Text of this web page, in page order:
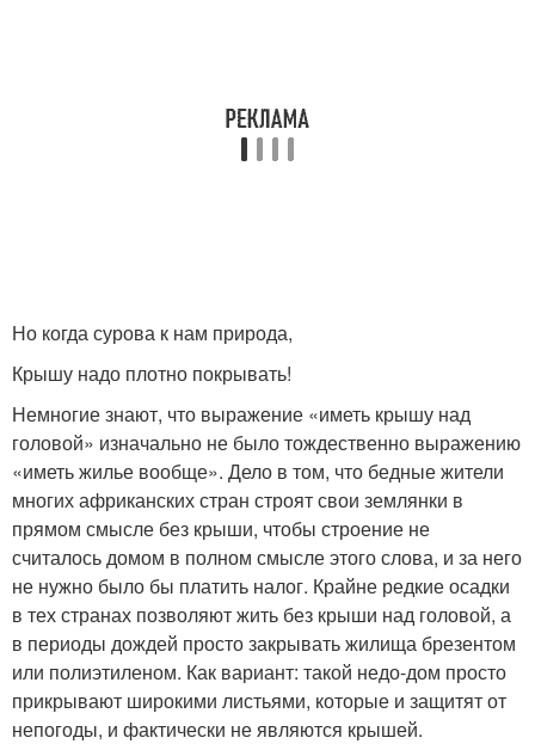
Но когда сурова к нам природа,
Крышу надо плотно покрывать!
Немногие знают, что выражение «иметь крышу над
головой» изначально не было тождественно выражению
«иметь жилье вообще». Дело в том, что бедные жители
многих африканских стран строят свои землянки в
прямом смысле без крыши, чтобы строение не
считалось домом в полном смысле этого слова, и за него
не нужно было бы платить налог. Крайне редкие осадки
в тех странах позволяют жить без крыши над головой, а
в периоды дождей просто закрывать жилища брезентом
или полиэтиленом. Как вариант: такой недо-дом просто
прикрывают широкими листьями, которые и защитят от
непогоды, и фактически не являются крышей.